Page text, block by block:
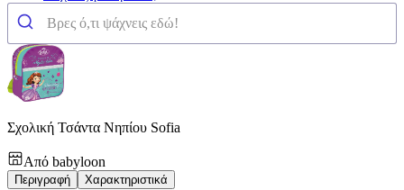
Σχολική Τσάντα Νηπίου Sofia
Από babyloon
Περιγραφή Χαρακτηριστικά